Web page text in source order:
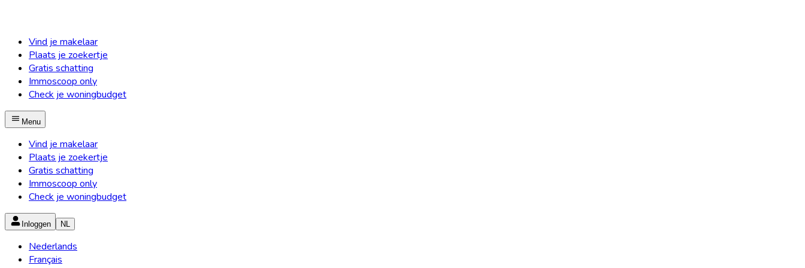
Vind je makelaar
Plaats je zoekertje
Gratis schatting
Immoscoop only
Check je woningbudget
Menu
Vind je makelaar
Plaats je zoekertje
Gratis schatting
Immoscoop only
Check je woningbudget
Inloggen NL
Nederlands
Français